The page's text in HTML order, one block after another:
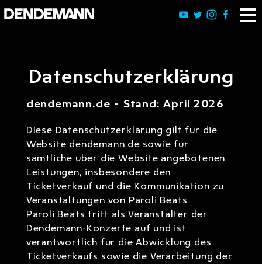
Datenschutzerklärung
dendemann.de – Stand: April 2026
Diese Datenschutzerklärung gilt für die
Website dendemann.de sowie für
sämtliche über die Website angebotenen
Leistungen, insbesondere den
Ticketverkauf und die Kommunikation zu
Veranstaltungen von Paroli Beats.
Paroli Beats tritt als Veranstalter der
Dendemann-Konzerte auf und ist
verantwortlich für die Abwicklung des
Ticketverkaufs sowie die Verarbeitung der